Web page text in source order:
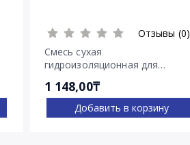
Отзывы (0)
Смесь сухая
гидроизоляционная для
Ватерплаг
1 148,00₸
Добавить в корзину